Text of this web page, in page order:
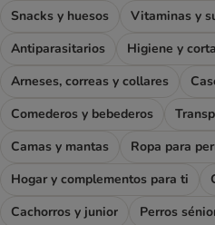
Snacks y huesos
Antiparasitarios
Higiene y
Arneses, correas y collares
Comederos y bebederos
Camas y mantas
Ropa para
Hogar y complementos para ti
Cachorros y junior
Perros